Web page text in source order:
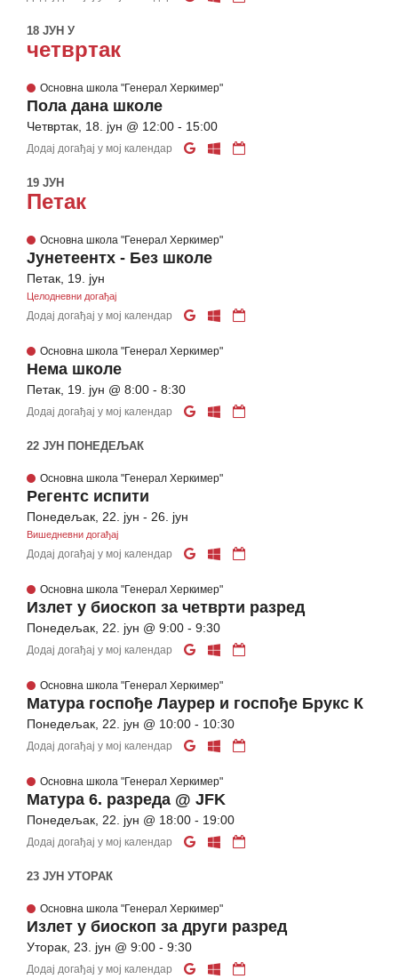
18 ЈУН У
четвртак
Основна школа "Генерал Херкимер"
Пола дана школе
Четвртак, 18. јун @ 12:00 - 15:00
Додај догађај у мој календар
19 ЈУН
Петак
Основна школа "Генерал Херкимер"
Јунетеентх - Без школе
Петак, 19. јун
Целодневни догађај
Додај догађај у мој календар
Основна школа "Генерал Херкимер"
Нема школе
Петак, 19. јун @ 8:00 - 8:30
Додај догађај у мој календар
22 ЈУН ПОНЕДЕЉАК
Основна школа "Генерал Херкимер"
Регентс испити
Понедељак, 22. јун - 26. јун
Вишедневни догађај
Додај догађај у мој календар
Основна школа "Генерал Херкимер"
Излет у биоскоп за четврти разред
Понедељак, 22. јун @ 9:00 - 9:30
Додај догађај у мој календар
Основна школа "Генерал Херкимер"
Матура госпође Лаурер и госпође Брукс К
Понедељак, 22. јун @ 10:00 - 10:30
Додај догађај у мој календар
Основна школа "Генерал Херкимер"
Матура 6. разреда @ JFK
Понедељак, 22. јун @ 18:00 - 19:00
Додај догађај у мој календар
23 ЈУН УТОРАК
Основна школа "Генерал Херкимер"
Излет у биоскоп за други разред
Уторак, 23. јун @ 9:00 - 9:30
Додај догађај у мој календар